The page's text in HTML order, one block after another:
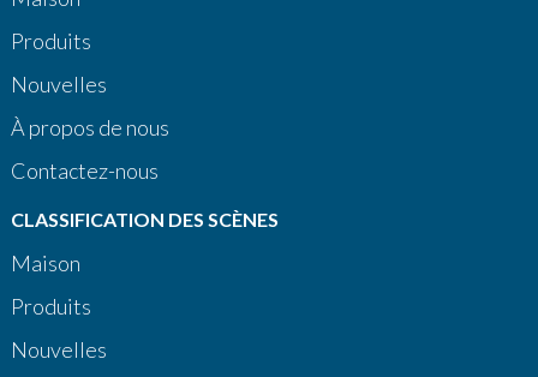
Produits
Nouvelles
À propos de nous
Contactez-nous
CLASSIFICATION DES SCÈNES
Maison
Produits
Nouvelles